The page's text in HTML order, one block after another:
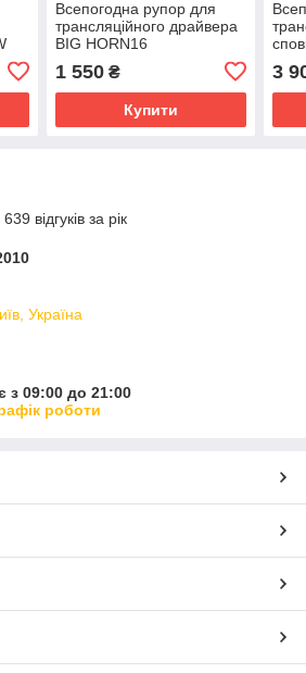
Всепогодна рупор для
трансляційного драйвера
BIG HORN16
1 550₴
Купити
3
відгуків за рік
Україна
з 09:00 до 21:00
роботи